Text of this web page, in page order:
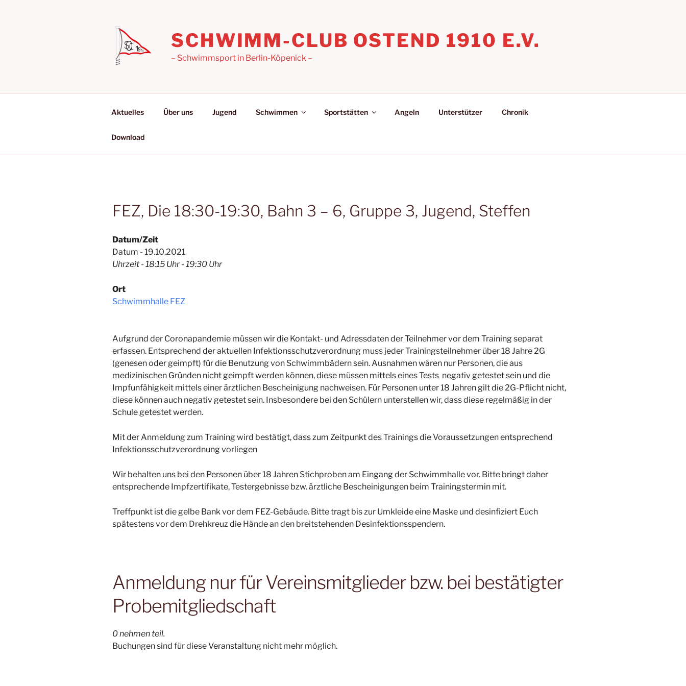
SCHWIMM-CLUB OSTEND 1910 E.V.
– Schwimmsport in Berlin-Köpenick –
Aktuelles Über uns Jugend Schwimmen Sportstätten Angeln Unterstützer Chronik
Download
FEZ, Die 18:30-19:30, Bahn 3 – 6, Gruppe 3, Jugend, Steffen
Datum/Zeit
Datum - 19.10.2021
Uhrzeit - 18:15 Uhr - 19:30 Uhr
Ort
Schwimmhalle FEZ
Aufgrund der Coronapandemie müssen wir die Kontakt- und Adressdaten der Teilnehmer vor dem Training separat
erfassen. Entsprechend der aktuellen Infektionsschutzverordnung muss jeder Trainingsteilnehmer über 18 Jahre 2G
(genesen oder geimpft) für die Benutzung von Schwimmbädern sein. Ausnahmen wären nur Personen, die aus
medizinischen Gründen nicht geimpft werden können, diese müssen mittels eines Tests negativ getestet sein und die
Impfunfähigkeit mittels einer ärztlichen Bescheinigung nachweisen. Für Personen unter 18 Jahren gilt die 2G-Pflicht nicht,
diese können auch negativ getestet sein. Insbesondere bei den Schülern unterstellen wir, dass diese regelmäßig in der
Schule getestet werden.
Mit der Anmeldung zum Training wird bestätigt, dass zum Zeitpunkt des Trainings die Voraussetzungen entsprechend
Infektionsschutzverordnung vorliegen
Wir behalten uns bei den Personen über 18 Jahren Stichproben am Eingang der Schwimmhalle vor. Bitte bringt daher
entsprechende Impfzertifikate, Testergebnisse bzw. ärztliche Bescheinigungen beim Trainingstermin mit.
Treffpunkt ist die gelbe Bank vor dem FEZ-Gebäude. Bitte tragt bis zur Umkleide eine Maske und desinfiziert Euch
spätestens vor dem Drehkreuz die Hände an den breitstehenden Desinfektionsspendern.
Anmeldung nur für Vereinsmitglieder bzw. bei bestätigter
Probemitgliedschaft
0 nehmen teil.
Buchungen sind für diese Veranstaltung nicht mehr möglich.